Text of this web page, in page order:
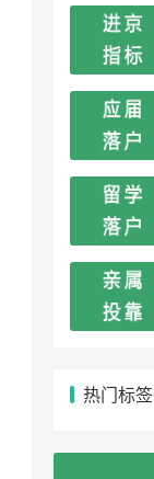
热门标签